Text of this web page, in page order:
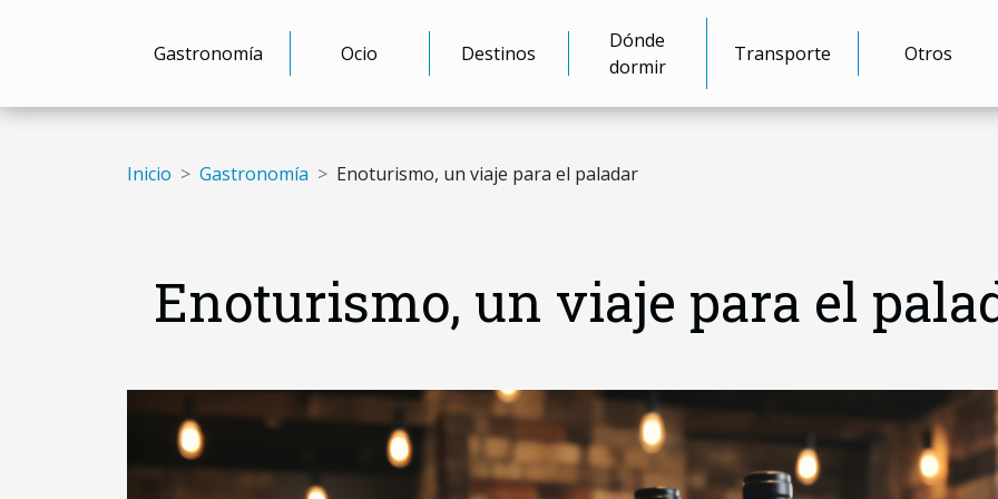
Gastronomía Ocio Destinos
Dónde
dormir
Transporte Otros
Inicio Gastronomía Enoturismo, un viaje para el paladar
Enoturismo, un viaje para el